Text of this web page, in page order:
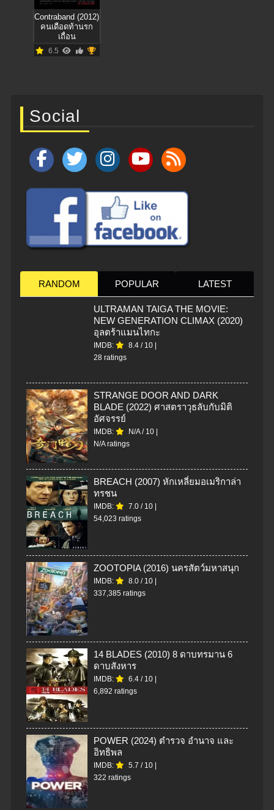
Contraband (2012)
คนเดือดท้านรก
เถื่อน
6.5
Social
RANDOM POPULAR LATEST
ULTRAMAN TAIGA THE MOVIE:
NEW GENERATION CLIMAX (2020)
อุลตร้าแมนไทกะ
IMDB: 8.4 / 10
28 ratings
STRANGE DOOR AND DARK
BLADE (2022) ศาสตราวุธลับกับมิติ
อัศจรรย์
IMDB: N/A/ 10
N/A ratings
BREACH (2007) หักเหลี่ยมอเมริกาล่า
ทรชน
IMDB: 7.0 / 10
54,023 ratings
ZOOTOPIA (2016) นครสัตว์มหาสนุก
IMDB: 8.0 / 10
337,385 ratings
14 BLADES (2010) 8 ดาบทรมาน 6
ดาบสังหาร
IMDB: 6.4 / 10
6,892 ratings
POWER (2024) ตำรวจ อำนาจ และ
อิทธิพล
IMDB: 5.7 / 10
322 ratings